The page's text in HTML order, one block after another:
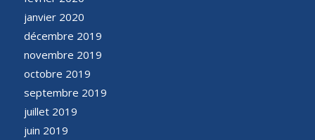
janvier 2020
décembre 2019
novembre 2019
octobre 2019
septembre 2019
juillet 2019
juin 2019